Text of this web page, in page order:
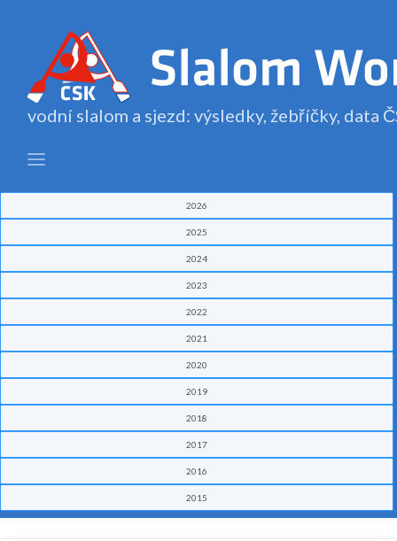
vodní slalom a sjezd: výsledky, žebříčky, data
2026
2025
2024
2023
2022
2021
2020
2019
2018
2017
2016
2015